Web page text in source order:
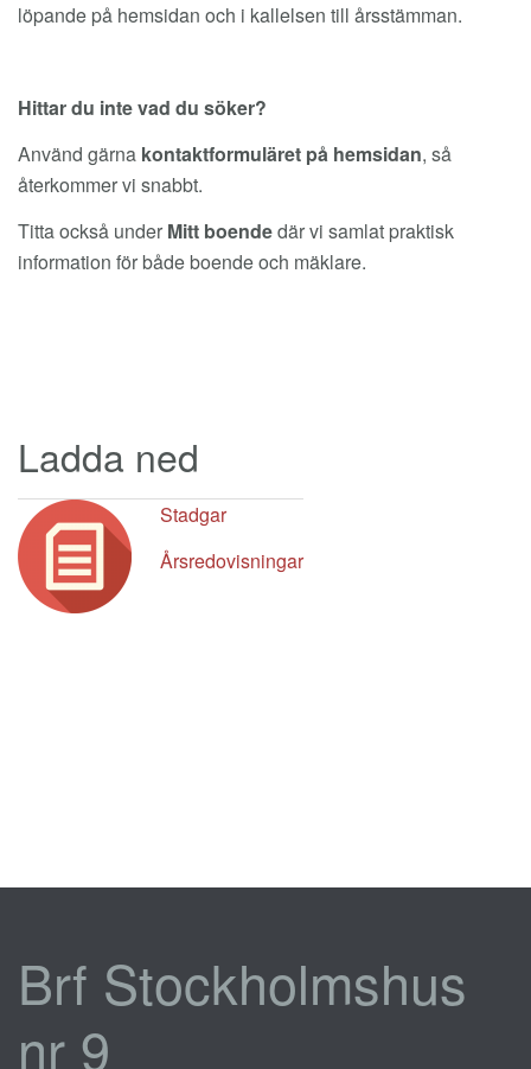
löpande på hemsidan och i kallelsen till årsstämman.
Hittar du inte vad du söker?
Använd gärna kontaktformuläret på hemsidan, så
återkommer vi snabbt.
Titta också under Mitt boendedär vi samlat praktisk
information för både boende och mäklare.
Ladda ned
Stadgar
Årsredovisningar
Brf Stockholmshus
nr 9